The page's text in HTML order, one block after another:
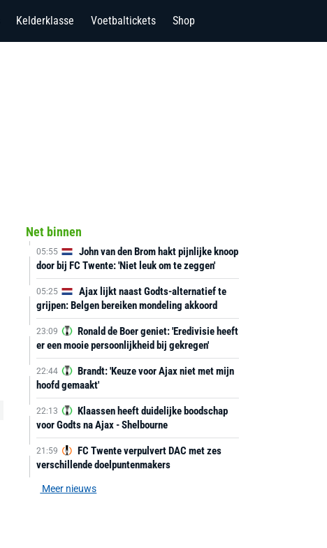
Kelderklasse Voetbaltickets Shop
Net binnen
05:55
John van den Brom hakt pijnlijke knoop
door bij FC Twente: 'Niet leuk om te zeggen'
05:25
Ajax lijkt naast Godts-alternatief te
grijpen: Belgen bereiken mondeling akkoord
23:09
Ronald de Boer geniet: 'Eredivisie heeft
er een mooie persoonlijkheid bij gekregen'
22:44
Brandt: 'Keuze voor Ajax niet met mijn
hoofd gemaakt'
22:13
Klaassen heeft duidelijke boodschap
voor Godts na Ajax - Shelbourne
21:59
FC Twente verpulvert DAC met zes
verschillende doelpuntenmakers
Meer nieuws